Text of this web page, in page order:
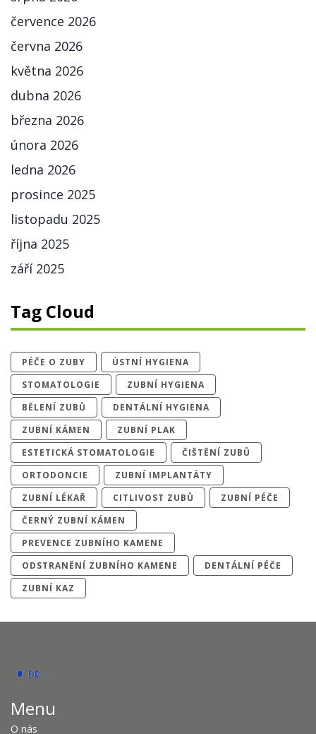
července 2026
června 2026
května 2026
dubna 2026
března 2026
února 2026
ledna 2026
prosince 2025
listopadu 2025
října 2025
září 2025
Tag Cloud
PÉČE O ZUBY
ÚSTNÍ HYGIENA
STOMATOLOGIE
ZUBNÍ HYGIENA
BĚLENÍ ZUBŮ
DENTÁLNÍ HYGIENA
ZUBNÍ KÁMEN
ZUBNÍ PLAK
ESTETICKÁ STOMATOLOGIE
ČIŠTĚNÍ ZUBŮ
ORTODONCIE
ZUBNÍ IMPLANTÁTY
ZUBNÍ LÉKAŘ
CITLIVOST ZUBŮ
ZUBNÍ PÉČE
ČERNÝ ZUBNÍ KÁMEN
PREVENCE ZUBNÍHO KAMENE
ODSTRANĚNÍ ZUBNÍHO KAMENE
DENTÁLNÍ PÉČE
ZUBNÍ KAZ
Menu
O nás